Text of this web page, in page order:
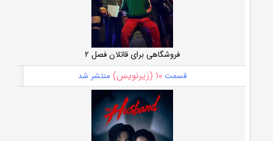
فروشگاهی برای قاتلان فصل ۲
قسمت۱۰ (زیرنویس) منتشر شد